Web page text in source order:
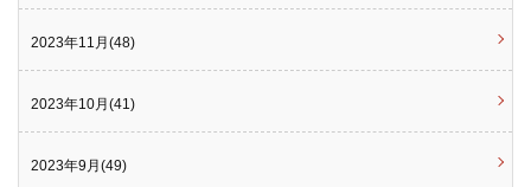
2023年11月(48)
2023年10月(41)
2023年9月(49)